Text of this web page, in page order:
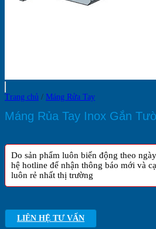
Trang chủ / Máng Rửa Tay
Máng Rủa Tay Inox Gắn
Do sản phẩm luôn biến động theo
hệ hotline để nhận thông báo mới và
luôn rẻ nhất thị trường
LIÊN HỆ TƯ VẤN